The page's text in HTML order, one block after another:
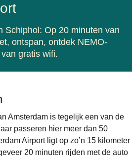
Schiphol: Op 20 minuten van
ontspan, ontdek NEMO-
gratis wifi.
Amsterdam is tegelijk een van de
passeren hier meer dan 50
Airport ligt op zo’n 15 kilometer
20 minuten rijden met de auto